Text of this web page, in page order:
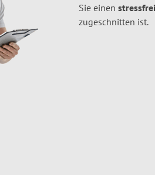
Sie einen
zugeschnitten ist.